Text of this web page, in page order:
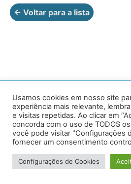
← Voltar para a lista
Av. Prof. Armando Alves da
Caratinga - MG - 35302-403 /
Desenvolvido por
Usamos cookies em nosso site
experiência mais relevante,
e visitas repetidas. Ao clicar em
concorda com o uso de TODOS
você pode visitar "Configurações
fornecer um consentimento
Configurações de Cookies